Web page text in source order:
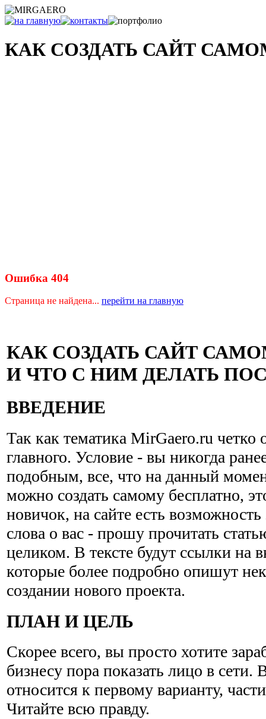
КАК СОЗДАТЬ САЙТ
Ошибка 404
Страница не найдена... перейти на главную
КАК СОЗДАТЬ САЙТ
И ЧТО С НИМ ДЕЛАТЬ
ВВЕДЕНИЕ
Так как тематика MirGaero.ru четко
главного. Условие - вы никогда
подобным, все, что на данный
можно создать самому бесплатно,
новичок, на сайте есть возможность
слова о вас - прошу прочитать
целиком. В тексте будут ссылки на
которые более подробно опишут
создании нового проекта.
ПЛАН И ЦЕЛЬ
Скорее всего, вы просто хотите
бизнесу пора показать лицо в сети.
относится к первому варианту,
Читайте всю правду.